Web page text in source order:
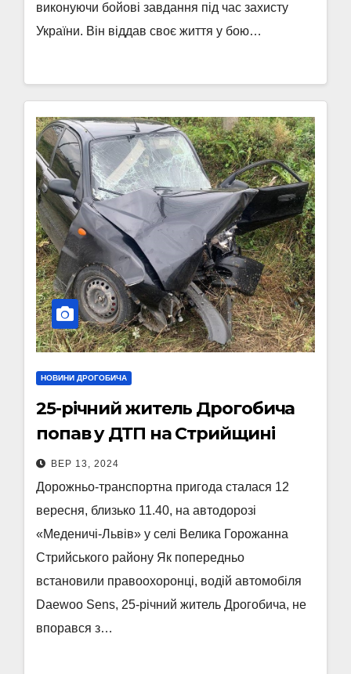
виконуючи бойові завдання під час захисту
України. Він віддав своє життя у бою…
НОВИНИ ДРОГОБИЧА
25-річний житель Дрогобича
попав у ДТП на Стрийщині
ВЕР 13, 2024
Дорожньо-транспортна пригода сталася 12
вересня, близько 11.40, на автодорозі
«Меденичі-Львів» у селі Велика Горожанна
Стрийського району Як попередньо
встановили правоохоронці, водій автомобіля
Daewoo Sens, 25-річний житель Дрогобича, не
впорався з…